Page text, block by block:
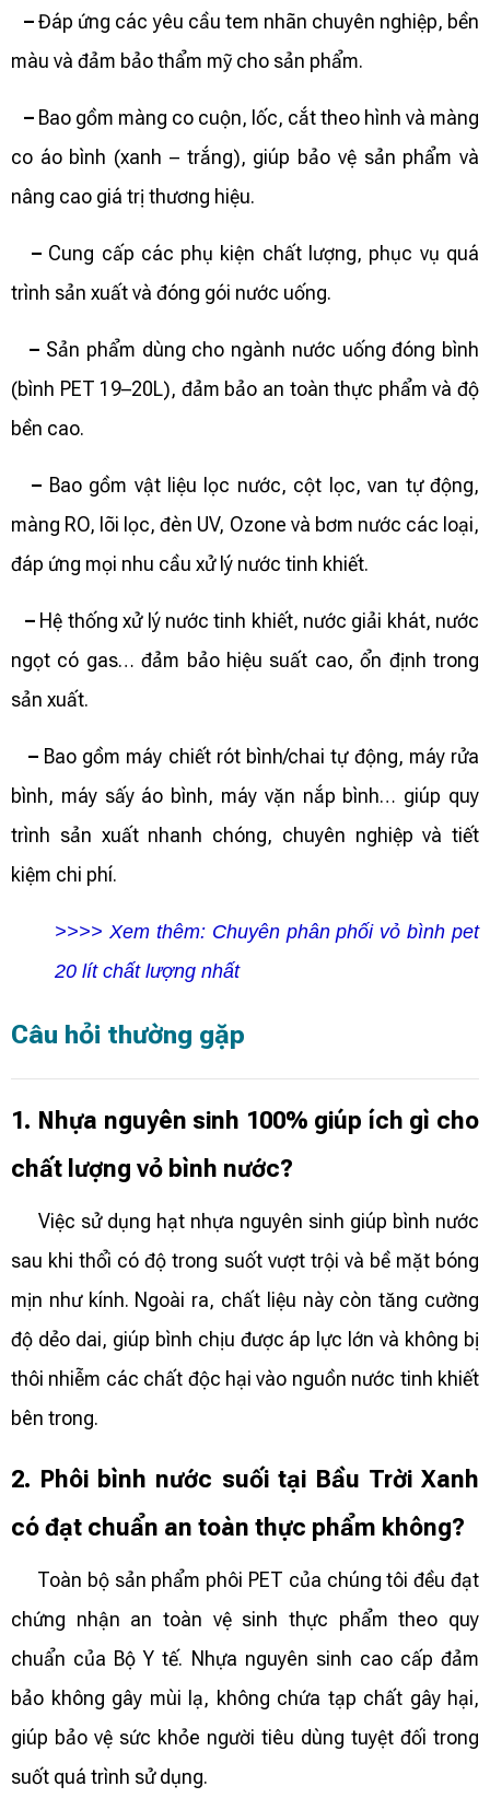
–Đáp ứng các yêu cầu tem nhãn chuyên nghiệp, bền
màu và đảm bảo thẩm mỹ cho sản phẩm.
– Bao gồm màng co cuộn, lốc, cắt theo hình và màng
co áo bình (xanh – trắng), giúp bảo vệ sản phẩm và
nâng cao giá trị thương hiệu.
– Cung cấp các phụ kiện chất lượng, phục vụ quá
trình sản xuất và đóng gói nước uống.
– Sản phẩm dùng cho ngành nước uống đóng bình
(bình PET 19–20L), đảm bảo an toàn thực phẩm và độ
bền cao.
– Bao gồm vật liệu lọc nước, cột lọc, van tự động,
màng RO, lõi lọc, đèn UV, Ozone và bơm nước các loại,
đáp ứng mọi nhu cầu xử lý nước tinh khiết.
– Hệ thống xử lý nước tinh khiết, nước giải khát, nước
ngọt có gas… đảm bảo hiệu suất cao, ổn định trong
sản xuất.
– Bao gồm máy chiết rót bình/chai tự động, máy rửa
bình, máy sấy áo bình, máy vặn nắp bình… giúp quy
trình sản xuất nhanh chóng, chuyên nghiệp và tiết
kiệm chi phí.
>>>> Xem thêm: Chuyên phân phối vỏ bình pet
20 lít chất lượng nhất
Câu hỏi thường gặp
1. Nhựa nguyên sinh 100% giúp ích gì cho
chất lượng vỏ bình nước?
Việc sử dụng hạt nhựa nguyên sinh giúp bình nước
sau khi thổi có độ trong suốt vượt trội và bề mặt bóng
mịn như kính. Ngoài ra, chất liệu này còn tăng cường
độ dẻo dai, giúp bình chịu được áp lực lớn và không bị
thôi nhiễm các chất độc hại vào nguồn nước tinh khiết
bên trong.
2. Phôi bình nước suối tại Bầu Trời Xanh
có đạt chuẩn an toàn thực phẩm không?
Toàn bộ sản phẩm phôi PET của chúng tôi đều đạt
chứng nhận an toàn vệ sinh thực phẩm theo quy
chuẩn của Bộ Y tế. Nhựa nguyên sinh cao cấp đảm
bảo không gây mùi lạ, không chứa tạp chất gây hại,
giúp bảo vệ sức khỏe người tiêu dùng tuyệt đối trong
suốt quá trình sử dụng.